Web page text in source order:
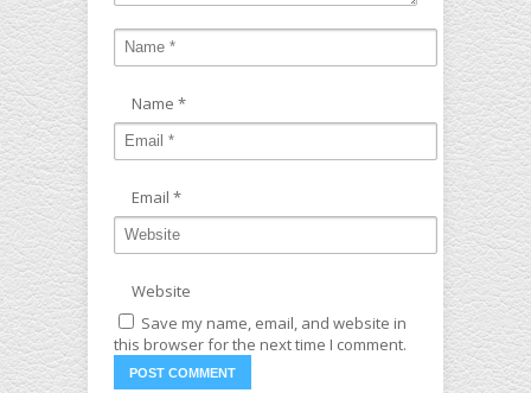
Name *
Email *
Website
Save my name, email, and website in
this browser for the next time I comment.